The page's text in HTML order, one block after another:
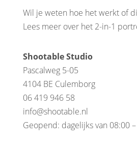
Wil je weten hoe het werkt of
Lees meer over het 2-in-1
Shootable Studio
Pascalweg 5-05
4104 BE Culemborg
06 419 946 58
info@shootable.nl
Geopend: dagelijks van 08:00